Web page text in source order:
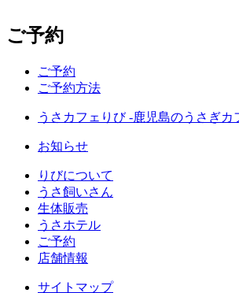
ご予約
ご予約
ご予約方法
うさカフェりび -鹿児島のうさぎカ
お知らせ
りびについて
うさ飼いさん
生体販売
うさホテル
ご予約
店舗情報
サイトマップ